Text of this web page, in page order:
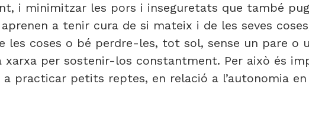
i minimitzar les pors i inseguretats que també
a tenir cura de si mateix i de les seves
les coses o bé perdre-les, tot sol, sense un pare o
xarxa per sostenir-los constantment. Per això és
a practicar petits reptes, en relació a l’autonomia